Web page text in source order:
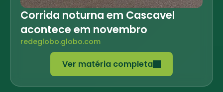
Corrida noturna em Cascavel
acontece em novembro
redeglobo.globo.com
Ver matéria completa